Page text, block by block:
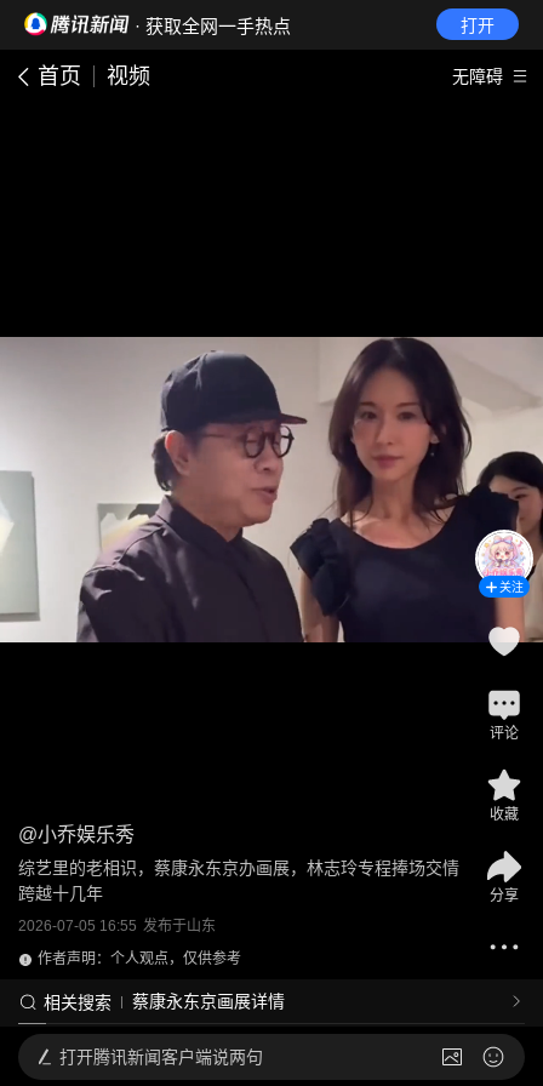
· 获取全网一手热点 打开
首页 视频 无障碍
@小乔娱乐秀
综艺里的老相识，蔡康永东京办画展，林志玲专程捧场交情
跨越十几年
2026-07-05 16:55 发布于山东
作者声明：个人观点，仅供参考
相关搜索 蔡康永东京画展详情
关注
评论
收藏
分享
打开腾讯新闻客户端说两句